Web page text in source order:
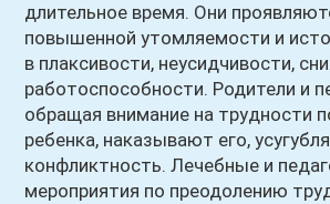
длительное время. Они
повышенной утомляемости и
в плаксивости, неусидчивости,
работоспособности. Родители и
обращая внимание на трудности
ребенка, наказывают его,
конфликтность. Лечебные и
мероприятия по преодолению